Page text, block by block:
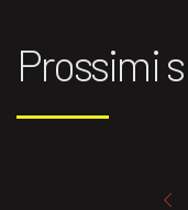
Prossimi